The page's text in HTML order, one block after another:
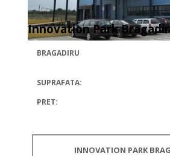
Innovation Park
BRAGADIRU
SUPRAFATA:
PRET:
INNOVATION PARK